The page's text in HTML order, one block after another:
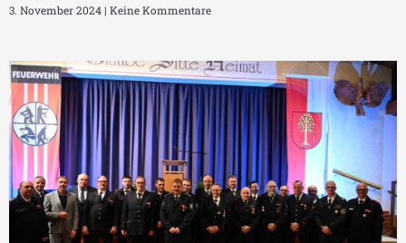
3. November 2024 Keine Kommentare